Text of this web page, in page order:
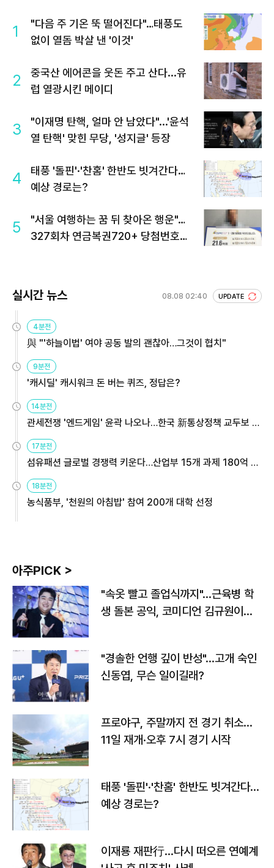
1
"다음 주 기온 뚝 떨어진다"…태풍도
없이 열돔 박살 낸 '이것'
2
중국산 에어콘을 웃돈 주고 산다...유
럽 열광시킨 메이디
3
"이재명 탄핵, 얼마 안 남았다"...'윤석
열 탄핵' 맞힌 무당, '성지글' 등장
4
태풍 '돌핀'·'찬홈' 한반도 빗겨간다…
예상 경로는?
5
"서울 여행하는 꿈 뒤 찾아온 행운"…
327회차 연금복권720+ 당첨번호조
실시간 뉴스 08.08 02:40 UPDATE
4분전
與 "'하늘이법' 여야 공동 발의 괜찮아…그것이 협치"
9분전
'캐시딜' 캐시워크 돈 버는 퀴즈, 정답은?
14분전
관세전쟁 '엔드게임' 윤곽 나오나…한국 新통상정책 교두보 활
17분전
섬유패션 글로벌 경쟁력 키운다…산업부 15개 과제 180억 지
18분전
농식품부, '천원의 아침밥' 참여 200개 대학 선정
아주PICK >
"속옷 빨고 졸업식까지"…근육병 학
생 돌본 공익, 코미디언 김규원이었
"경솔한 언행 깊이 반성"…고개 숙인
신동엽, 무슨 일이길래?
프로야구, 주말까지 전 경기 취소…
11일 재개·오후 7시 경기 시작
태풍 '돌핀'·'찬홈' 한반도 빗겨간다…
예상 경로는?
이재룡 재판行…다시 떠오른 연예계